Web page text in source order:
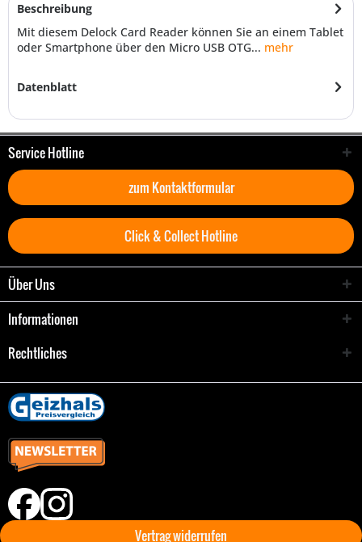
Beschreibung
Mit diesem Delock Card Reader können Sie an einem Tablet
oder Smartphone über den Micro USB OTG... mehr
Datenblatt
Service Hotline
zum Kontaktformular
Click & Collect Hotline
Über Uns
Informationen
Rechtliches
Vertrag widerrufen